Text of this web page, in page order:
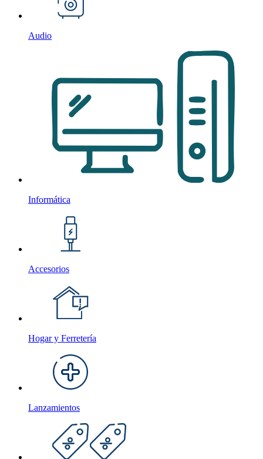
Audio
Informática
Accesorios
Hogar y Ferretería
Lanzamientos